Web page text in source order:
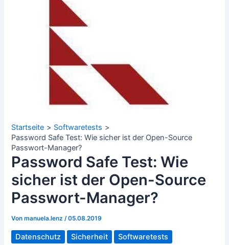
Startseite
Softwaretests
Password Safe Test: Wie sicher ist der Open-Source
Passwort-Manager?
Password Safe Test: Wie
sicher ist der Open-Source
Passwort-Manager?
Vonmanuela.lenz/05.08.2019
Datenschutz Sicherheit Softwaretests